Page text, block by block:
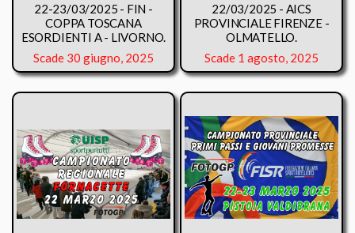
22-23/03/2025 - FIN -
COPPA TOSCANA
ESORDIENTI A - LIVORNO.
Scade 30 giugno, 2025
22/03/2025 - AICS
PROVINCIALE FIRENZE -
OLMATELLO.
Scade 1 agosto, 2025